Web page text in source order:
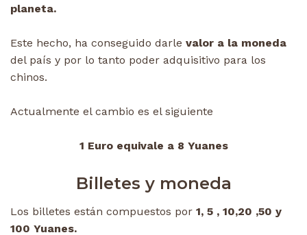
planeta.
Este hecho, ha conseguido darle valor a la moneda
del país y por lo tanto poder adquisitivo para los
chinos.
Actualmente el cambio es el siguiente
1 Euro equivale a 8 Yuanes
Billetes y moneda
Los billetes están compuestos por 1, 5 , 10,20 ,50 y
100 Yuanes.